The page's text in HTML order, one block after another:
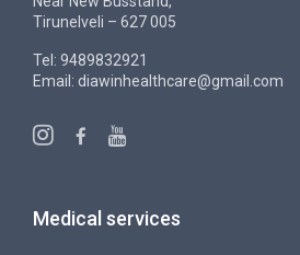
Tirunelveli – 627 005
Tel: 9489832921
Email: diawinhealthcare@gmail.com
Medical services